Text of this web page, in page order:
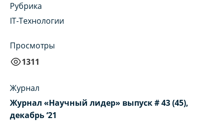
Рубрика
IT-Технологии
Просмотры
1311
Журнал
Журнал «Научный лидер» выпуск # 43 (45),
декабрь ‘21